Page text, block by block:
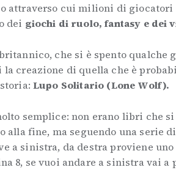
attraverso cui milioni di
dei giochi di ruolo, fantasy e dei
che si è spento qualche
creazione di quella che è
Lupo Solitario (Lone Wolf).
semplice: non erano libri che
alla fine, ma seguendo una serie
a sinistra, da destra proviene
8, se vuoi andare a sinistra vai a